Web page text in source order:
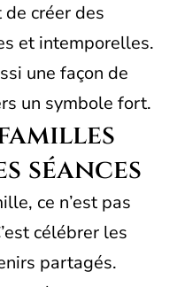
créer des
et intemporelles.
une façon de
un symbole fort.
séances
ce n’est pas
célébrer les
partagés.